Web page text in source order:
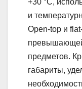
+30 °C,
и
Open‑top и
предметов.
габариты,